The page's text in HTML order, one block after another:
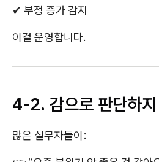
✔ 부정 증가 감지
이걸 운영합니다.
4-2. 감으로 판단하
많은 실무자들이: